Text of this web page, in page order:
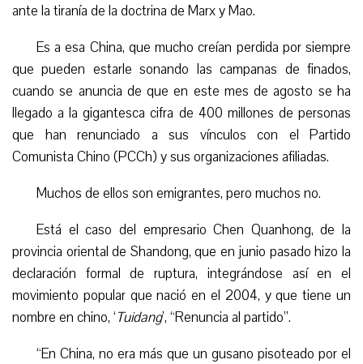
ante la tiranía de la doctrina de Marx y Mao.
Es a esa China, que mucho creían perdida por siempre
que pueden estarle sonando las campanas de finados,
cuando se anuncia de que en este mes de agosto se ha
llegado a la gigantesca cifra de 400 millones de personas
que han renunciado a sus vínculos con el Partido
Comunista Chino (PCCh) y sus organizaciones afiliadas.
Muchos de ellos son emigrantes, pero muchos no.
Está el caso del empresario Chen Quanhong, de la
provincia oriental de Shandong, que en junio pasado hizo la
declaración formal de ruptura, integrándose así en el
movimiento popular que nació en el 2004, y que tiene un
nombre en chino, ‘Tuidang’, “Renuncia al partido”.
“En China, no era más que un gusano pisoteado por el